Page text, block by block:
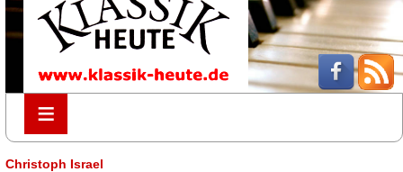
≡
≡
Christoph Israel